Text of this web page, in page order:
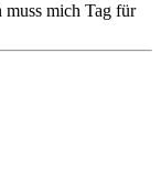
muss mich Tag für